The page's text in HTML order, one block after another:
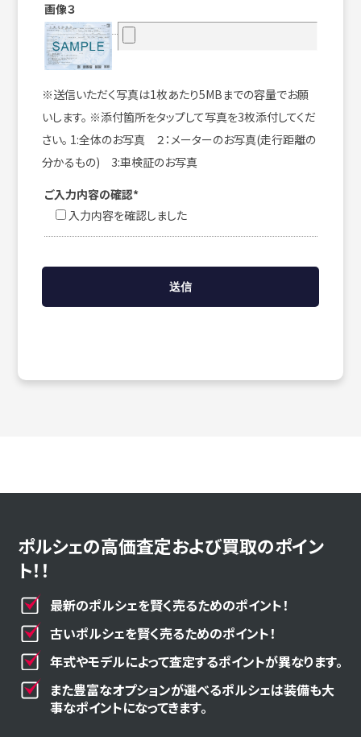
画像３
※送信いただく写真は1枚あたり5MBまでの容量でお願
いします。 ※添付箇所をタップして写真を3枚添付してくだ
さい。 1:全体のお写真 ２：メーターのお写真(走行距離の
分かるもの) 3:車検証のお写真
ご入力内容の確認*
入力内容を確認しました
ポルシェの高価査定および買取のポイン
ト！！
最新のポルシェを賢く売るためのポイント！
古いポルシェを賢く売るためのポイント！
年式やモデルによって査定するポイントが異なります。
また豊富なオプションが選べるポルシェは装備も大
事なポイントになってきます。